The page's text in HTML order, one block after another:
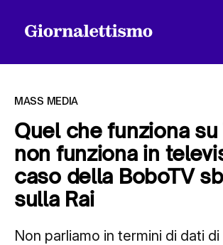
Tutti gli articoli
MASS MEDIA
Quel che funziona
non funziona in
caso della BoboTV
sulla Rai
Non parliamo in termini di dati